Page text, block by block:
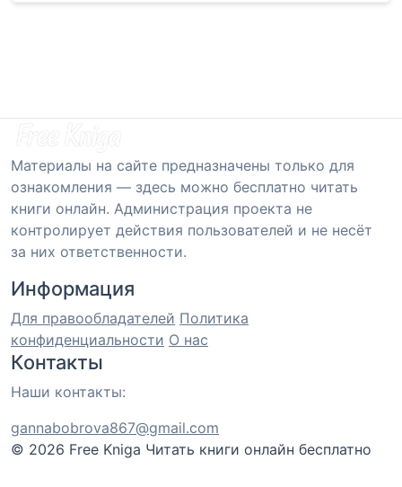
Материалы на сайте предназначены только для
ознакомления — здесь можно бесплатно читать
книги онлайн. Администрация проекта не
контролирует действия пользователей и не несёт
за них ответственности.
Информация
Для правообладателей Политика
конфиденциальности О нас
Контакты
Наши контакты:
gannabobrova867@gmail.com
© 2026 Free Kniga Читать книги онлайн бесплатно